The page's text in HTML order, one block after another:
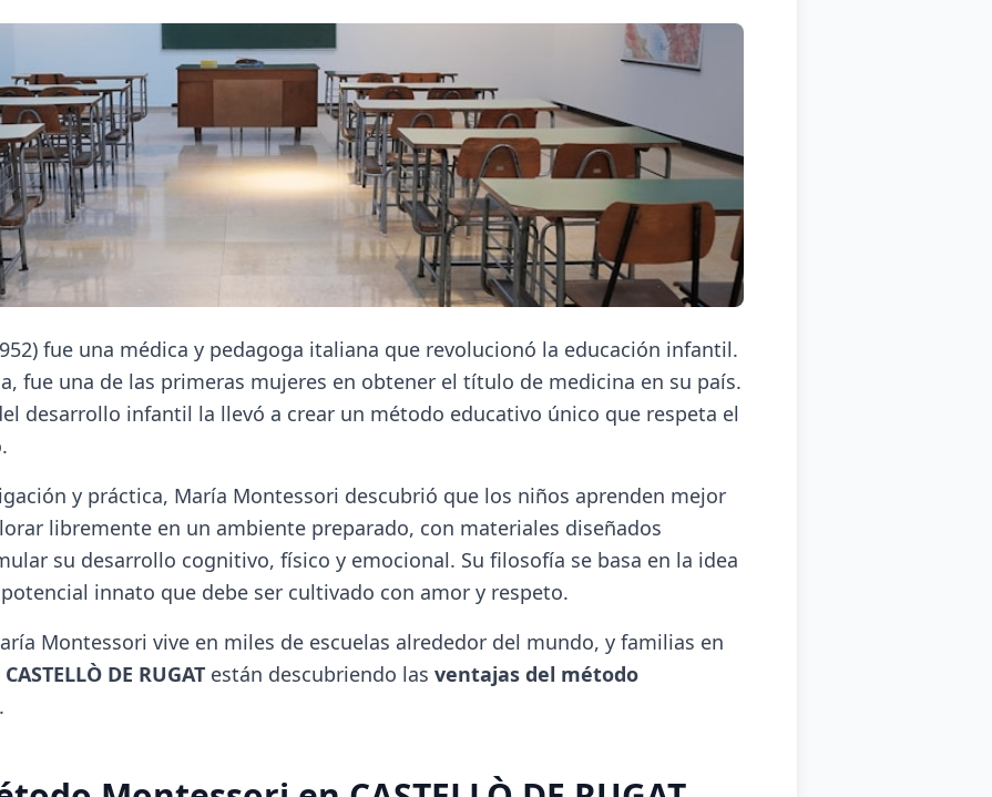
fue una médica y pedagoga italiana que revolucionó la educación infantil.
fue una de las primeras mujeres en obtener el título de medicina en su país.
desarrollo infantil la llevó a crear un método educativo único que respeta el
y práctica, María Montessori descubrió que los niños aprenden mejor
libremente en un ambiente preparado, con materiales diseñados
su desarrollo cognitivo, físico y emocional. Su filosofía se basa en la idea
innato que debe ser cultivado con amor y respeto.
Montessori vive en miles de escuelas alrededor del mundo, y familias en
CASTELLÒ DE RUGAT están descubriendo las ventajas del método